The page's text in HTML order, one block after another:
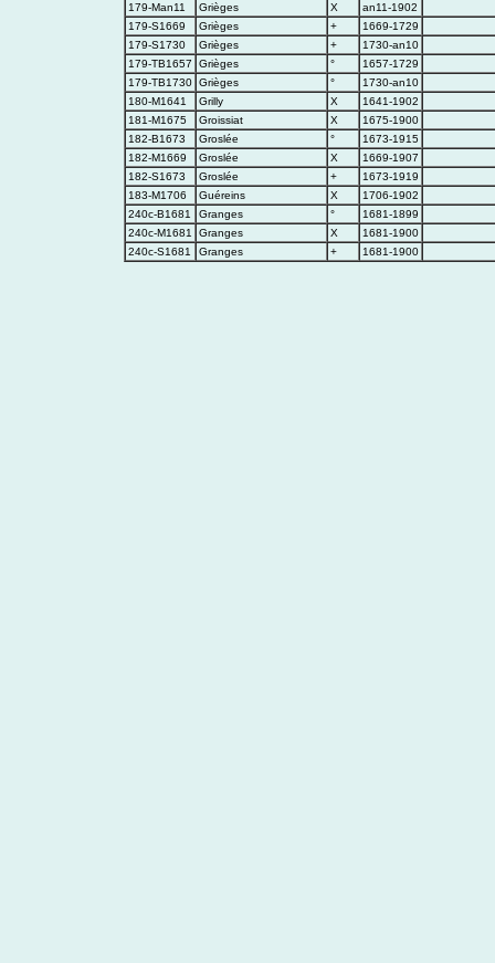
179-Man11
Grièges X
an11-1902
179-S1669
Grièges +
1669-1729
179-S1730
Grièges +
1730-an10
179-TB1657
Grièges °
1657-1729
179-TB1730 Grièges °
1730-an10
180-M1641
Grilly X
1641-1902
181-M1675
Groissiat X
1675-1900
182-B1673
Groslée °
1673-1915
182-M1669
Groslée X
1669-1907
182-S1673
Groslée +
1673-1919
183-M1706
Guéreins X
1706-1902
240c-B1681
Granges °
1681-1899
240c-M1681
Granges X
1681-1900
240c-S1681
Granges + 1681-1900